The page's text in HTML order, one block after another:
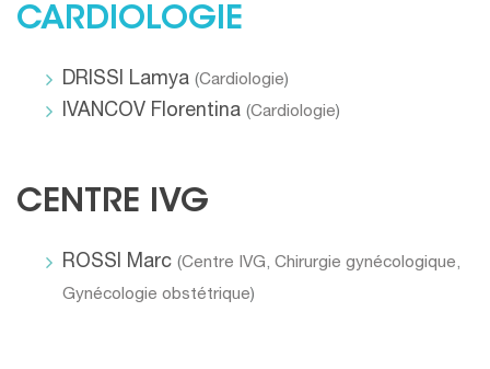
CARDIOLOGIE
DRISSI Lamya (Cardiologie)
IVANCOV Florentina (Cardiologie)
CENTRE IVG
ROSSI Marc (Centre IVG,Chirurgie gynécologique,
Gynécologie obstétrique)